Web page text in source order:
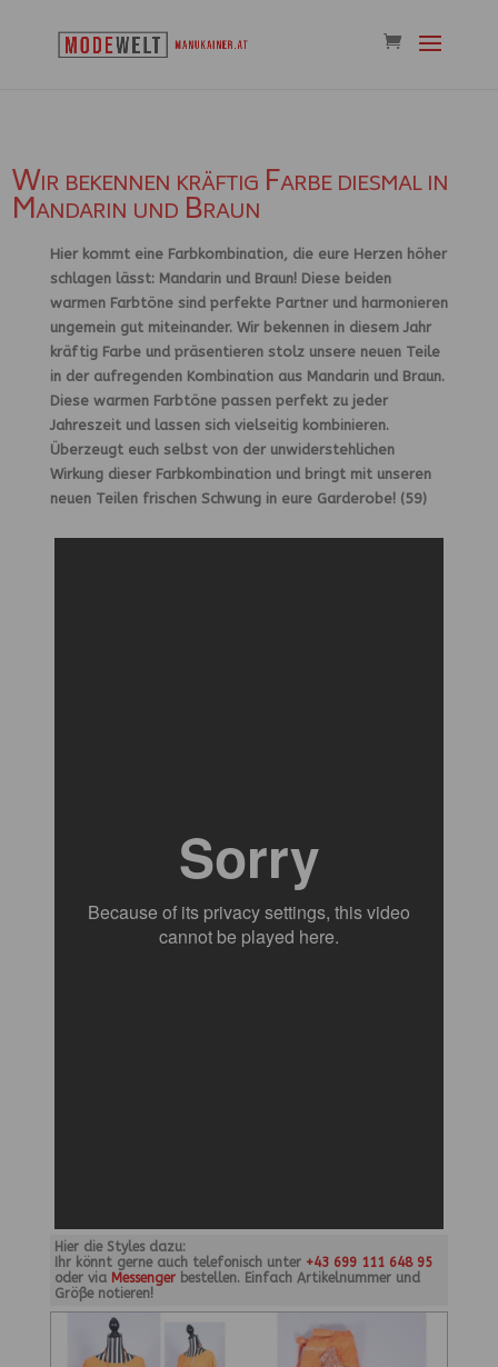
Wir bekennen kräftig Farbe diesmal in
Mandarin und Braun
Hier kommt eine Farbkombination, die eure Herzen höher
schlagen lässt: Mandarin und Braun! Diese beiden
warmen Farbtöne sind perfekte Partner und harmonieren
ungemein gut miteinander. Wir bekennen in diesem Jahr
kräftig Farbe und präsentieren stolz unsere neuen Teile
in der aufregenden Kombination aus Mandarin und Braun.
Diese warmen Farbtöne passen perfekt zu jeder
Jahreszeit und lassen sich vielseitig kombinieren.
Überzeugt euch selbst von der unwiderstehlichen
Wirkung dieser Farbkombination und bringt mit unseren
neuen Teilen frischen Schwung in eure Garderobe! (59)
Hier die Styles dazu:
Ihr könnt gerne auch telefonisch unter +43 699 111 648 95
oder via Messengerbestellen. Einfach Artikelnummer und
Größe notieren!